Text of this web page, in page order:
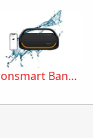
Tronsmart Bang Czarny